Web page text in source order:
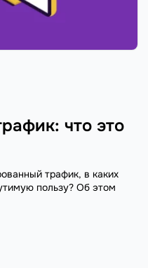
что это
трафик, в каких
пользу? Об этом